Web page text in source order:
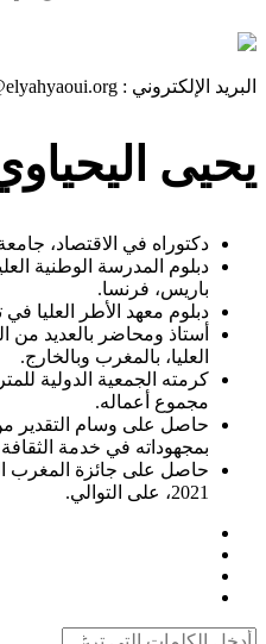
البريد الإلكتروني :
يحيى
دكتوراه في الاقتصاد،
دبلوم المدرسة الوطنية
باريس، فرنسا.
دبلوم معهد الأطر العليا في
أستاذ ومحاضر بالعديد من
العليا، بالمغرب وبالخارج.
مجموع أعماله.
حاصل على وسام التقدير من
بمجهوداته في خدمة الثقافة
2021، على التوالي.